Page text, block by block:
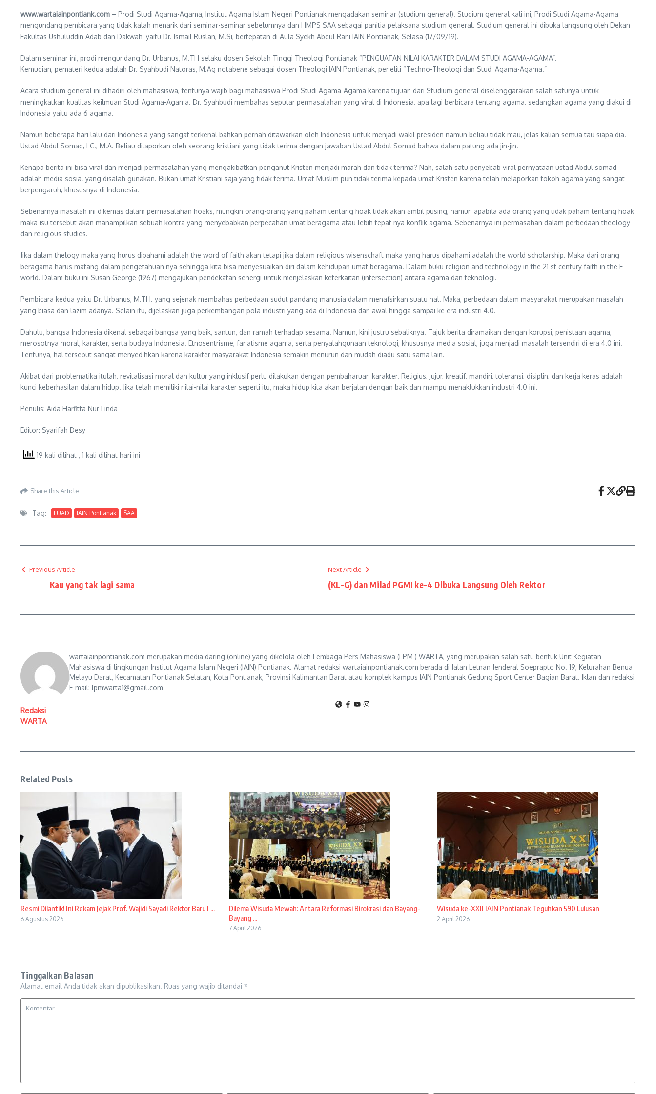
www.wartaiainpontiank.com – Prodi Studi Agama-Agama, Institut Agama Islam Negeri Pontianak mengadakan seminar (studium general). Studium general kali ini, Prodi Studi Agama-Agama
mengundang pembicara yang tidak kalah menarik dari seminar-seminar sebelumnya dan HMPS SAA sebagai panitia pelaksana studium general. Studium general ini dibuka langsung oleh Dekan
Fakultas Ushuluddin Adab dan Dakwah, yaitu Dr. Ismail Ruslan, M.Si, bertepatan di Aula Syekh Abdul Rani IAIN Pontianak, Selasa (17/09/19).
Dalam seminar ini, prodi mengundang Dr. Urbanus, M.TH selaku dosen Sekolah Tinggi Theologi Pontianak “PENGUATAN NILAI KARAKTER DALAM STUDI AGAMA-AGAMA”.
Kemudian, pemateri kedua adalah Dr. Syahbudi Natoras, M.Ag notabene sebagai dosen Theologi IAIN Pontianak, peneliti “Techno-Theologi dan Studi Agama-Agama.”
Acara studium general ini dihadiri oleh mahasiswa, tentunya wajib bagi mahasiswa Prodi Studi Agama-Agama karena tujuan dari Studium general diselenggarakan salah satunya untuk
meningkatkan kualitas keilmuan Studi Agama-Agama. Dr. Syahbudi membahas seputar permasalahan yang viral di Indonesia, apa lagi berbicara tentang agama, sedangkan agama yang diakui di
Indonesia yaitu ada 6 agama.
Namun beberapa hari lalu dari Indonesia yang sangat terkenal bahkan pernah ditawarkan oleh Indonesia untuk menjadi wakil presiden namun beliau tidak mau, jelas kalian semua tau siapa dia.
Ustad Abdul Somad, LC., M.A. Beliau dilaporkan oleh seorang kristiani yang tidak terima dengan jawaban Ustad Abdul Somad bahwa dalam patung ada jin-jin.
Kenapa berita ini bisa viral dan menjadi permasalahan yang mengakibatkan penganut Kristen menjadi marah dan tidak terima? Nah, salah satu penyebab viral pernyataan ustad Abdul somad
adalah media sosial yang disalah gunakan. Bukan umat Kristiani saja yang tidak terima. Umat Muslim pun tidak terima kepada umat Kristen karena telah melaporkan tokoh agama yang sangat
berpengaruh, khususnya di Indonesia.
Sebenarnya masalah ini dikemas dalam permasalahan hoaks, mungkin orang-orang yang paham tentang hoak tidak akan ambil pusing, namun apabila ada orang yang tidak paham tentang hoak
maka isu tersebut akan manampilkan sebuah kontra yang menyebabkan perpecahan umat beragama atau lebih tepat nya konflik agama. Sebenarnya ini permasahan dalam perbedaan theology
dan religious studies.
Jika dalam thelogy maka yang hurus dipahami adalah the word of faith akan tetapi jika dalam religious wisenschaft maka yang harus dipahami adalah the world scholarship. Maka dari orang
beragama harus matang dalam pengetahuan nya sehingga kita bisa menyesuaikan diri dalam kehidupan umat beragama. Dalam buku religion and technology in the 21 st century faith in the E-
world. Dalam buku ini Susan George (1967) mengajukan pendekatan senergi untuk menjelaskan keterkaitan (intersection) antara agama dan teknologi.
Pembicara kedua yaitu Dr. Urbanus, M.TH. yang sejenak membahas perbedaan sudut pandang manusia dalam menafsirkan suatu hal. Maka, perbedaan dalam masyarakat merupakan masalah
yang biasa dan lazim adanya. Selain itu, dijelaskan juga perkembangan pola industri yang ada di Indonesia dari awal hingga sampai ke era industri 4.0.
Dahulu, bangsa Indonesia dikenal sebagai bangsa yang baik, santun, dan ramah terhadap sesama. Namun, kini justru sebaliknya. Tajuk berita diramaikan dengan korupsi, penistaan agama,
merosotnya moral, karakter, serta budaya Indonesia. Etnosentrisme, fanatisme agama, serta penyalahgunaan teknologi, khususnya media sosial, juga menjadi masalah tersendiri di era 4.0 ini.
Tentunya, hal tersebut sangat menyedihkan karena karakter masyarakat Indonesia semakin menurun dan mudah diadu satu sama lain.
Akibat dari problematika itulah, revitalisasi moral dan kultur yang inklusif perlu dilakukan dengan pembaharuan karakter. Religius, jujur, kreatif, mandiri, toleransi, disiplin, dan kerja keras adalah
kunci keberhasilan dalam hidup. Jika telah memiliki nilai-nilai karakter seperti itu, maka hidup kita akan berjalan dengan baik dan mampu menaklukkan industri 4.0 ini.
Penulis: Aida Harfitta Nur Linda
Editor: Syarifah Desy
19 kali dilihat , 1 kali dilihat hari ini
Share this Article
Tag: FUAD IAIN Pontianak SAA
Previous Article
Kau yang tak lagi sama
Next Article
(KL-G) dan Milad PGMI ke-4 Dibuka Langsung Oleh Rektor
Redaksi
WARTA
wartaiainpontianak.com merupakan media daring (online) yang dikelola oleh Lembaga Pers Mahasiswa (LPM ) WARTA, yang merupakan salah satu bentuk Unit Kegiatan
Mahasiswa di lingkungan Institut Agama Islam Negeri (IAIN) Pontianak. Alamat redaksi wartaiainpontianak.com berada di Jalan Letnan Jenderal Soeprapto No. 19, Kelurahan Benua
Melayu Darat, Kecamatan Pontianak Selatan, Kota Pontianak, Provinsi Kalimantan Barat atau komplek kampus IAIN Pontianak Gedung Sport Center Bagian Barat. Iklan dan redaksi
E-mail: lpmwarta1@gmail.com
Related Posts
Resmi Dilantik! Ini Rekam Jejak Prof. Wajidi Sayadi Rektor Baru I ...
6 Agustus 2026
Dilema Wisuda Mewah: Antara Reformasi Birokrasi dan Bayang-
Bayang ...
7 April 2026
Wisuda ke-XXII IAIN Pontianak Teguhkan 590 Lulusan
2 April 2026
Tinggalkan Balasan
Alamat email Anda tidak akan dipublikasikan. Ruas yang wajib ditandai *